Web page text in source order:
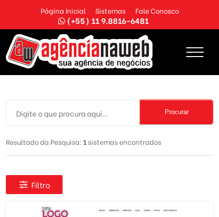
Página Inicial Sistemas Fale Conosco
(+55) 11 9.8816-6481
Procurar
Resultado da Pesquisa: 1sistemas encontrados
Filtro